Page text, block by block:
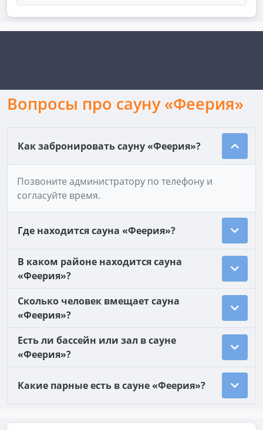
Вопросы про сауну «Феерия»
Как забронировать сауну «Феерия»?
Позвоните администратору по телефону и
согласуйте время.
Где находится сауна «Феерия»?
В каком районе находится сауна
«Феерия»?
Сколько человек вмещает сауна
«Феерия»?
Есть ли бассейн или зал в сауне
«Феерия»?
Какие парные есть в сауне «Феерия»?